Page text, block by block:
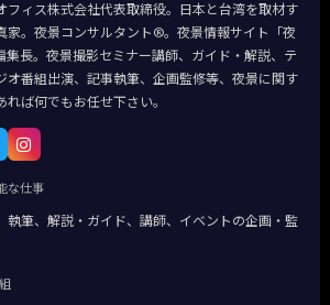
フィス株式会社代表取締役。日本と台湾を取材す
家。夜景コンサルタント®。夜景情報サイト「夜
集長。夜景撮影セミナー講師、ガイド・解説、テ
オ番組出演、記事執筆、企画監修等、夜景に関す
れば何でもお任せ下さい。
な仕事
執筆、解説・ガイド、講師、イベントの企画・監